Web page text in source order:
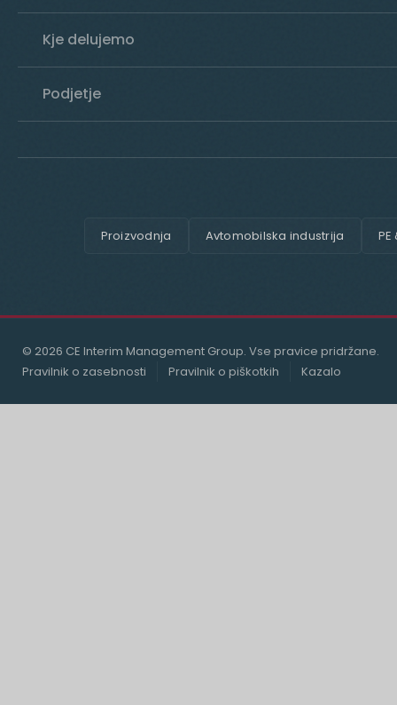
Kje delujemo
Podjetje
Proizvodnja Avtomobilska industrija PE
© 2026 CE Interim Management Group. Vse pravice pridržane.
Pravilnik o zasebnosti
Pravilnik o piškotkih Kazalo